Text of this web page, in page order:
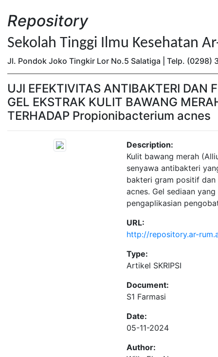
Repository
Sekolah Tinggi Ilmu Kesehatan
Jl. Pondok Joko Tingkir Lor No.5 Salatiga | Telp. (0298)
UJI EFEKTIVITAS ANTIBAKTERI DAN
GEL EKSTRAK KULIT BAWANG
TERHADAP Propionibacterium acnes
Description:
Kulit bawang merah
senyawa antibakteri
bakteri gram positif dan
acnes. Gel sediaan
pengaplikasian
URL:
http://repository.ar-
Type:
Artikel SKRIPSI
Document:
S1 Farmasi
Date:
05-11-2024
Author: